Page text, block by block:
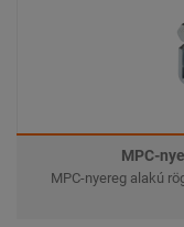
MPC-
MPC-nyereg alakú